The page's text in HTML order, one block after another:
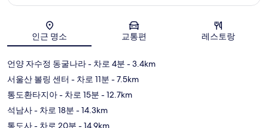
인근 명소 교통편 레스토랑
언양 자수정 동굴나라- 차로 4분 - 3.4km
서울산 볼링 센터 - 차로 11분 - 7.5km
통도환타지아- 차로 15분 - 12.7km
석남사- 차로 18분 - 14.3km
통도사- 차로 20분 - 14.9km